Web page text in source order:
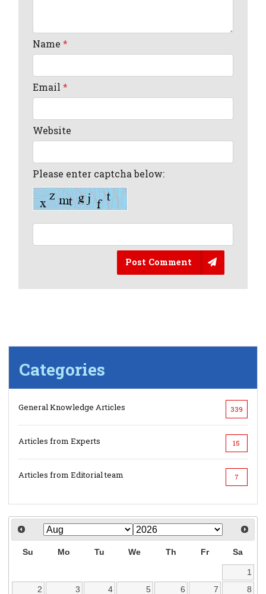
Name*
Email*
Website
Please enter captcha below:
Post Comment
Categories
General Knowledge Articles 339
Articles from Experts 15
Articles from Editorial team 7
Su Mo Tu We Th Fr Sa
1
2
3 4 5 6 7 8